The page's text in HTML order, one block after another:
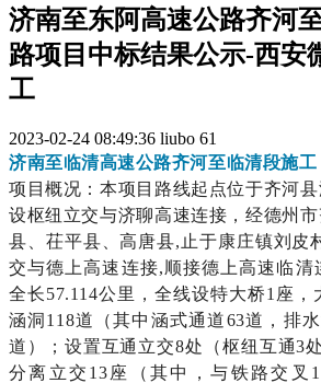
济南至东阿高速公路齐河
路项目中标结果公示-西安
工
2023-02-24 08:49:36 liubo 61
济南至临清高速公路齐河至临清段施工
项目概况：本项目路线起点位于齐河县
设枢纽立交与济聊高速连接，经德州
县、茌平县、高唐县,止于康庄镇刘皮
交与德上高速连接,顺接德上高速临清
全长57.114公里，全线设特大桥1座，
涵洞118道（其中涵式通道63道，排
道）；设置互通立交8处（枢纽互通3
分离立交13座（其中，与铁路交叉